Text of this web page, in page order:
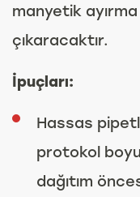
manyetik
çıkaracaktır.
İpuçları:
Hassas
protokol
dağıtım